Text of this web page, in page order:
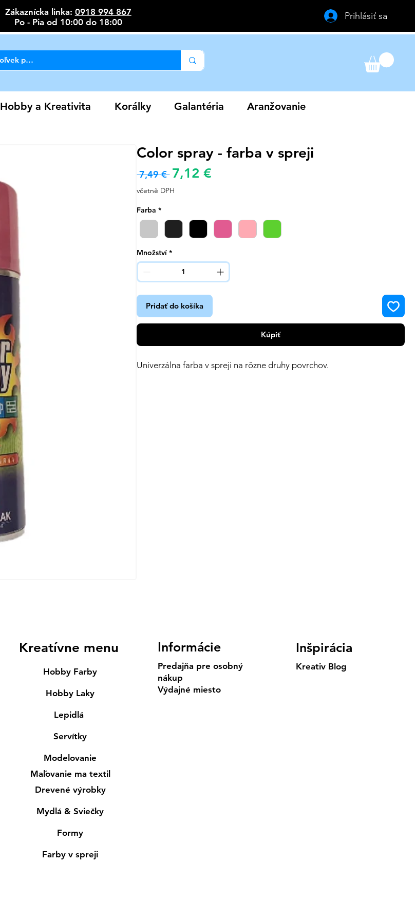
Zákaznícka linka: 0918 994 867
Po - Pia od 10:00 do 18:00
Prihlásiť sa
Hobby a Kreativita Korálky Galantéria Aranžovanie
Color spray - farba v spreji
7,49 € Běžná
cena
7,12 €
včetně DPH
Farba *
Množství *
Pridať do košíka
Kúpiť
Univerzálna farba v spreji na rôzne druhy povrchov.
Kreatívne menu
Hobby Farby
Hobby Laky
Lepidlá
Servítky
Modelovanie
Maľovanie ma textil
Drevené výrobky
Mydlá & Sviečky
Formy
Farby v spreji
Informácie
Predajňa pre osobný
nákup
Výdajné miesto
Inšpirácia
Kreativ Blog